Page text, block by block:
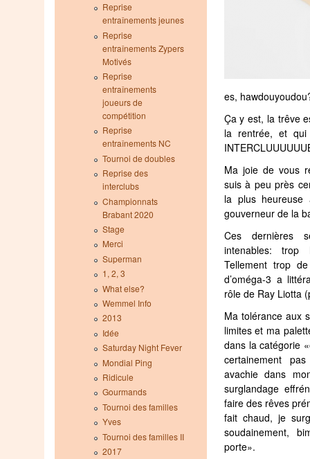
es,
Ça y est, la trêve
la rentrée, et qui
Ma joie de vous
suis à peu près
la plus
gouverneur de la
Ces dernières
intenables:
Tellement trop
d’oméga-3 a
rôle de Ray Liotta
Ma tolérance aux
limites et ma
dans la catégorie
certainement
avachie dans
surglandage
faire des rêves
fait chaud, je
soudainement,
porte».
Reprise
entraînements jeunes
Reprise
entraînements Zypers
Motivés
Reprise
entraînements
joueurs de
compétition
Reprise
entraînements NC
Tournoi de doubles
Reprise des
interclubs
Championnats
Brabant 2020
Stage
Merci
Superman
1, 2, 3
What else?
Wemmel Info
2013
Idée
Saturday Night Fever
Mondial Ping
Ridicule
Gourmands
Tournoi des familles
Yves
Tournoi des familles II
2017